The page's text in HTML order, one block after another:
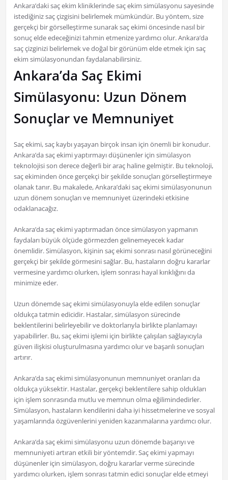
Ankara’daki saç ekim kliniklerinde saç ekim simülasyonu sayesinde
istediğiniz saç çizgisini belirlemek mümkündür. Bu yöntem, size
gerçekçi bir görselleştirme sunarak saç ekimi öncesinde nasıl bir
sonuç elde edeceğinizi tahmin etmenize yardımcı olur. Ankara’da
saç çizginizi belirlemek ve doğal bir görünüm elde etmek için saç
ekim simülasyonundan faydalanabilirsiniz.
Ankara’da Saç Ekimi
Simülasyonu: Uzun Dönem
Sonuçlar ve Memnuniyet
Saç ekimi, saç kaybı yaşayan birçok insan için önemli bir konudur.
Ankara’da saç ekimi yaptırmayı düşünenler için simülasyon
teknolojisi son derece değerli bir araç haline gelmiştir. Bu teknoloji,
saç ekiminden önce gerçekçi bir şekilde sonuçları görselleştirmeye
olanak tanır. Bu makalede, Ankara’daki saç ekimi simülasyonunun
uzun dönem sonuçları ve memnuniyet üzerindeki etkisine
odaklanacağız.
Ankara’da saç ekimi yaptırmadan önce simülasyon yapmanın
faydaları büyük ölçüde görmezden gelinemeyecek kadar
önemlidir. Simülasyon, kişinin saç ekimi sonrası nasıl görüneceğini
gerçekçi bir şekilde görmesini sağlar. Bu, hastaların doğru kararlar
vermesine yardımcı olurken, işlem sonrası hayal kırıklığını da
minimize eder.
Uzun dönemde saç ekimi simülasyonuyla elde edilen sonuçlar
oldukça tatmin edicidir. Hastalar, simülasyon sürecinde
beklentilerini belirleyebilir ve doktorlarıyla birlikte planlamayı
yapabilirler. Bu, saç ekimi işlemi için birlikte çalışılan sağlayıcıyla
güven ilişkisi oluşturulmasına yardımcı olur ve başarılı sonuçları
artırır.
Ankara’da saç ekimi simülasyonunun memnuniyet oranları da
oldukça yüksektir. Hastalar, gerçekçi beklentilere sahip oldukları
için işlem sonrasında mutlu ve memnun olma eğilimindedirler.
Simülasyon, hastaların kendilerini daha iyi hissetmelerine ve sosyal
yaşamlarında özgüvenlerini yeniden kazanmalarına yardımcı olur.
Ankara’da saç ekimi simülasyonu uzun dönemde başarıyı ve
memnuniyeti artıran etkili bir yöntemdir. Saç ekimi yapmayı
düşünenler için simülasyon, doğru kararlar verme sürecinde
yardımcı olurken, işlem sonrası tatmin edici sonuçlar elde etmeyi